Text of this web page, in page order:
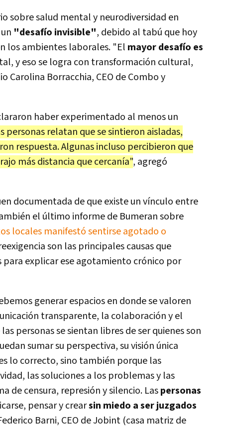
sobre salud mental y neurodiversidad en
"desafío invisible", debido al tabú que hoy
los ambientes laborales. "El mayor desafío es
y eso se logra con transformación cultural,
Carolina Borracchia, CEO de Combo y
haber experimentado al menos un
personas relatan que se sintieron aisladas,
respuesta. Algunas incluso percibieron que
más distancia que cercanía", agregó
documentada de que existe un vínculo entre
el último informe de Bumeran sobre
locales manifestó sentirse agotado o
son las principales causas que
explicar ese agotamiento crónico por
generar espacios en donde se valoren
transparente, la colaboración y el
personas se sientan libres de ser quienes son
sumar su perspectiva, su visión única
lo correcto, sino también porque las
las soluciones a los problemas y las
de censura, represión y silencio. Laspersonas
pensar y crearsin miedo a ser juzgados
Barni, CEO de Jobint (casa matriz de